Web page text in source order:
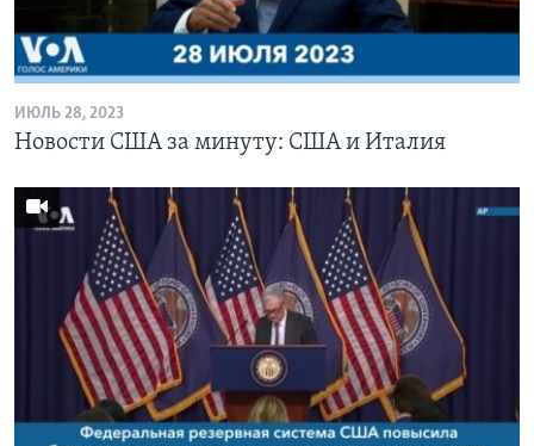
ИЮЛЬ 28, 2023
Новости США за минуту: США и Италия